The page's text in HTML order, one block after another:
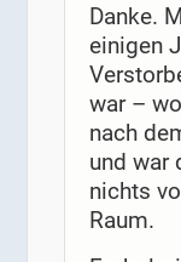
Danke.
einigen
war –
nach
und war
nichts
Raum.